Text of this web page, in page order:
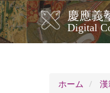
メ
イ
ン
コ
慶應義
Digital
メ
イ
ビ
ホーム